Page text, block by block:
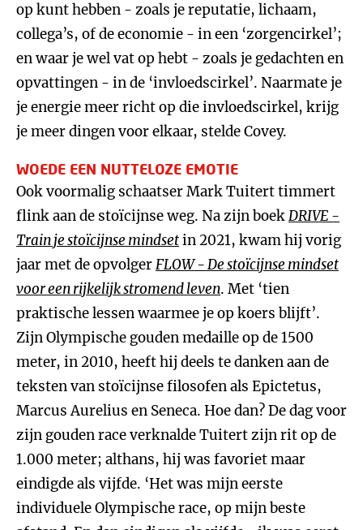
op kunt hebben - zoals je reputatie, lichaam,
collega’s, of de economie - in een ‘zorgencirkel’;
en waar je wel vat op hebt - zoals je gedachten en
opvattingen - in de ‘invloedscirkel’. Naarmate je
je energie meer richt op die invloedscirkel, krijg
je meer dingen voor elkaar, stelde Covey.
WOEDE EEN NUTTELOZE EMOTIE
Ook voormalig schaatser Mark Tuitert timmert
flink aan de stoïcijnse weg. Na zijn boekDRIVE -
Train je stoïcijnse mindsetin 2021, kwam hij vorig
jaar met de opvolgerFLOW - De stoïcijnse mindset
voor een rijkelijk stromend leven. Met ‘tien
praktische lessen waarmee je op koers blijft’.
Zijn Olympische gouden medaille op de 1500
meter, in 2010, heeft hij deels te danken aan de
teksten van stoïcijnse filosofen als Epictetus,
Marcus Aurelius en Seneca. Hoe dan? De dag voor
zijn gouden race verknalde Tuitert zijn rit op de
1.000 meter; althans, hij was favoriet maar
eindigde als vijfde. ‘Het was mijn eerste
individuele Olympische race, op mijn beste